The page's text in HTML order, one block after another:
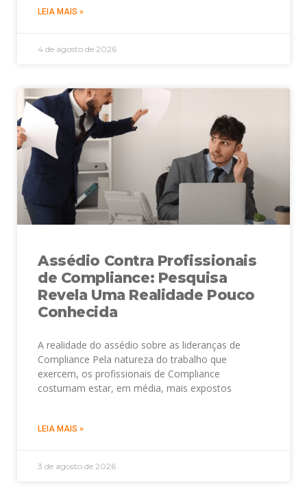
LEIA MAIS »
4 de agosto de 2026
Assédio Contra Profissionais
de Compliance: Pesquisa
Revela Uma Realidade Pouco
Conhecida
A realidade do assédio sobre as lideranças de
Compliance Pela natureza do trabalho que
exercem, os profissionais de Compliance
costumam estar, em média, mais expostos
LEIA MAIS »
3 de agosto de 2026